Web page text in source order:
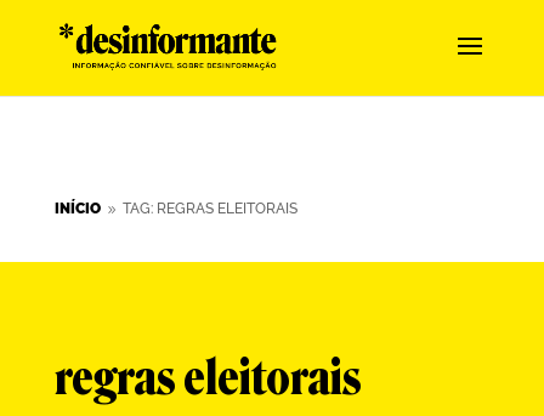
INÍCIO 9 TAG: REGRAS ELEITORAIS
regras eleitorais